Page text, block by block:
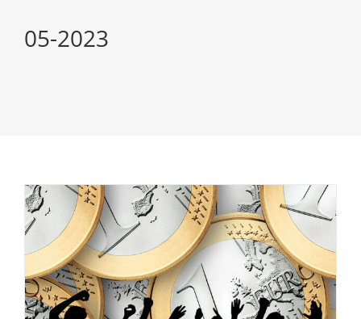
05-2023